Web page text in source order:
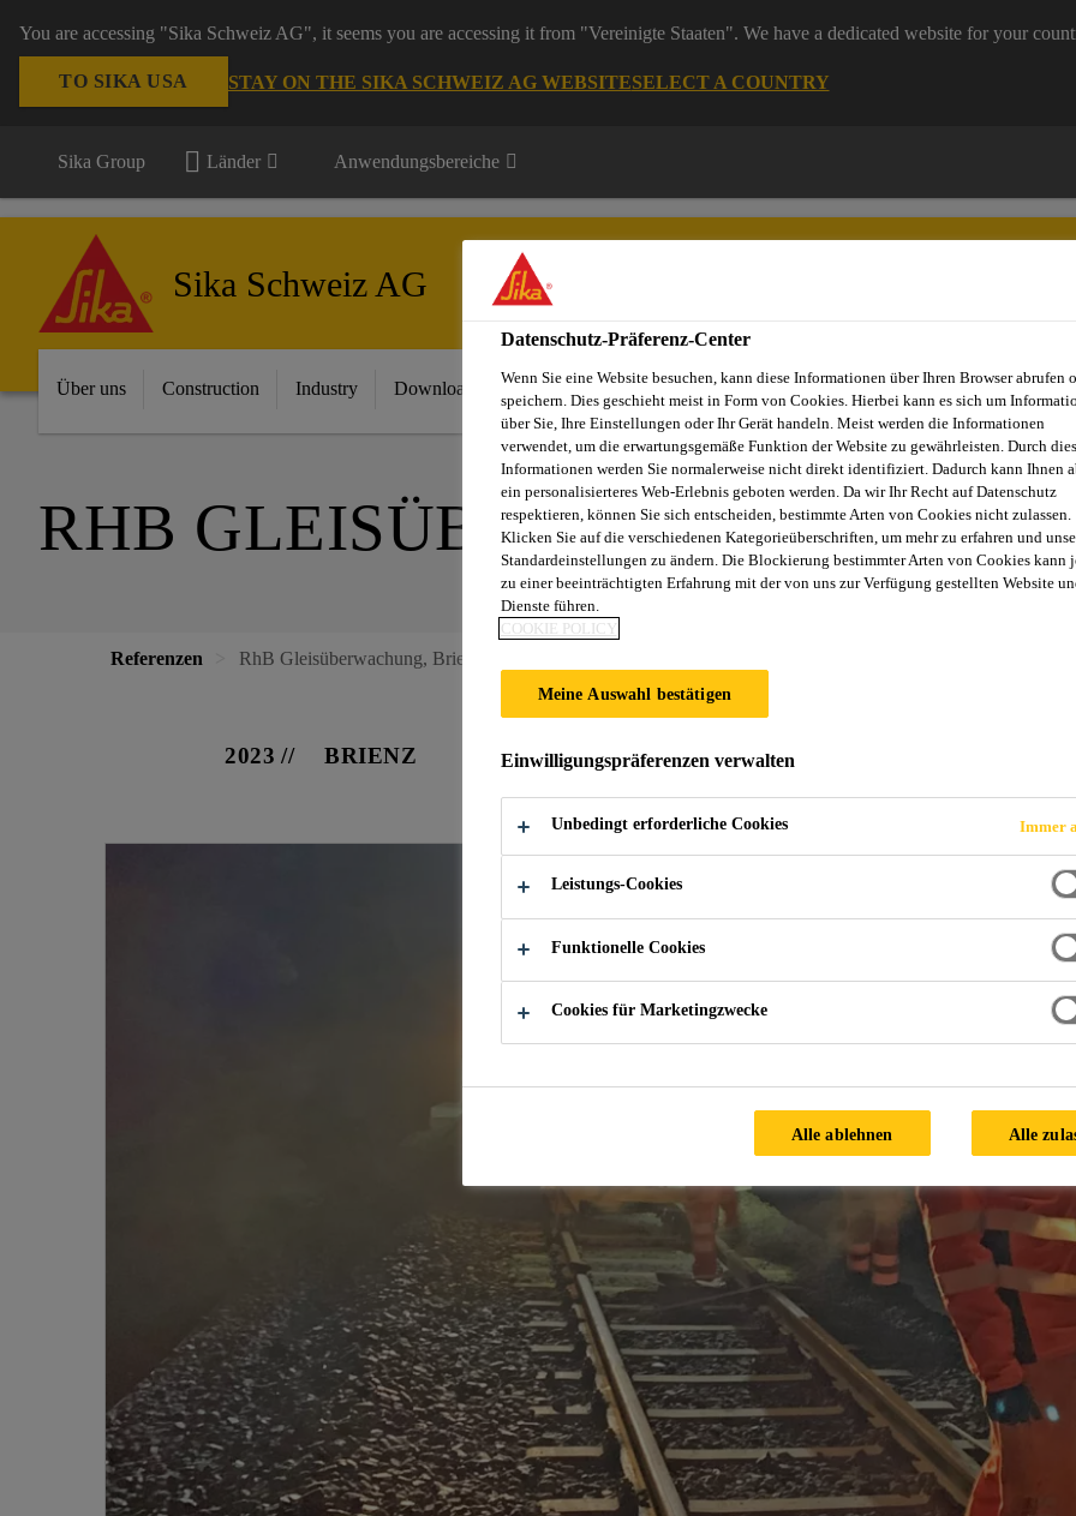
You are accessing "Sika Schweiz AG", it seems you are accessing it from "Vereinigte Staaten". We have a dedicated website for your
TO SIKA USA STAY ON THE SIKA SCHWEIZ AG WEBSITESELECT A COUNTRY
Sika Group Länder Anwendungsbereiche
Sika Schweiz AG
Über uns Construction Industry Download Center Dienstleistungen News Sika Brands Ansprechpartner
RHB GLEISÜBERWACHUNG,
Referenzen RhB Gleisüberwachung, Brienz
2023 BRIENZ
Datenschutz-Präferenz-Center
Wenn Sie eine Website besuchen, kann diese Informationen über Ihren Browser abrufen
speichern. Dies geschieht meist in Form von Cookies. Hierbei kann es sich um
über Sie, Ihre Einstellungen oder Ihr Gerät handeln. Meist werden die Informationen
verwendet, um die erwartungsgemäße Funktion der Website zu gewährleisten. Durch
Informationen werden Sie normalerweise nicht direkt identifiziert. Dadurch kann Ihnen
ein personalisierteres Web-Erlebnis geboten werden. Da wir Ihr Recht auf Datenschutz
respektieren, können Sie sich entscheiden, bestimmte Arten von Cookies nicht zulassen.
Klicken Sie auf die verschiedenen Kategorieüberschriften, um mehr zu erfahren und
Standardeinstellungen zu ändern. Die Blockierung bestimmter Arten von Cookies kann
zu einer beeinträchtigten Erfahrung mit der von uns zur Verfügung gestellten Website
Dienste führen.
COOKIE POLICY
Meine Auswahl bestätigen
Einwilligungspräferenzen verwalten
Unbedingt erforderliche Cookies Immer
Leistungs-Cookies
Funktionelle Cookies
Cookies für Marketingzwecke
Alle ablehnen Alle